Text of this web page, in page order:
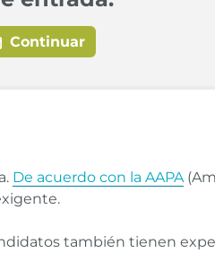
Continuar
De acuerdo con la AAPA
también tienen